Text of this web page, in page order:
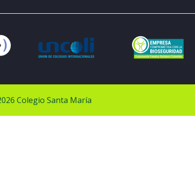
Colegio Santa María